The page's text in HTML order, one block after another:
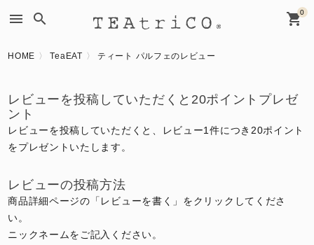
menu search 0
shopping_cart
HOME TeaEAT ティート パルフェのレビュー
レビューを投稿していただくと20ポイントプレゼ
ント
レビューを投稿していただくと、レビュー1件につき20ポイント
をプレゼントいたします。
レビューの投稿方法
商品詳細ページの「レビューを書く」をクリックしてくださ
い。
ニックネームをご記入ください。